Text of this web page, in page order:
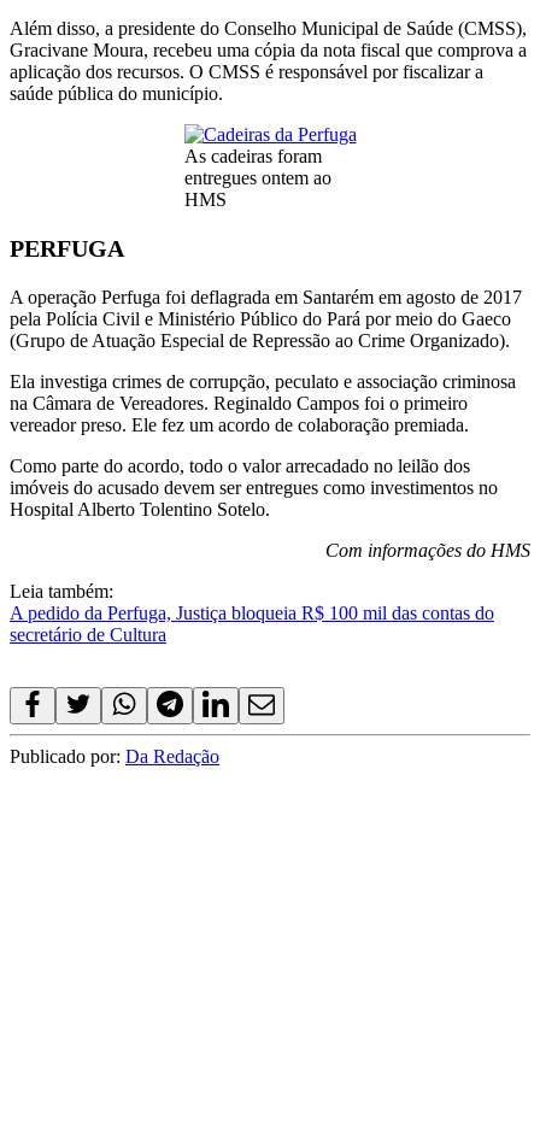
Além disso, a presidente do Conselho Municipal de Saúde (CMSS),
Gracivane Moura, recebeu uma cópia da nota fiscal que comprova a
aplicação dos recursos. O CMSS é responsável por fiscalizar a
saúde pública do município.
As cadeiras foram
entregues ontem ao
HMS
PERFUGA
A operação Perfuga foi deflagrada em Santarém em agosto de 2017
pela Polícia Civil e Ministério Público do Pará por meio do Gaeco
(Grupo de Atuação Especial de Repressão ao Crime Organizado).
Ela investiga crimes de corrupção, peculato e associação criminosa
na Câmara de Vereadores. Reginaldo Campos foi o primeiro
vereador preso. Ele fez um acordo de colaboração premiada.
Como parte do acordo, todo o valor arrecadado no leilão dos
imóveis do acusado devem ser entregues como investimentos no
Hospital Alberto Tolentino Sotelo.
Com informações do HMS
Leia também:
A pedido da Perfuga, Justiça bloqueia R$ 100 mil das contas do
secretário de Cultura
Publicado por: Da Redação